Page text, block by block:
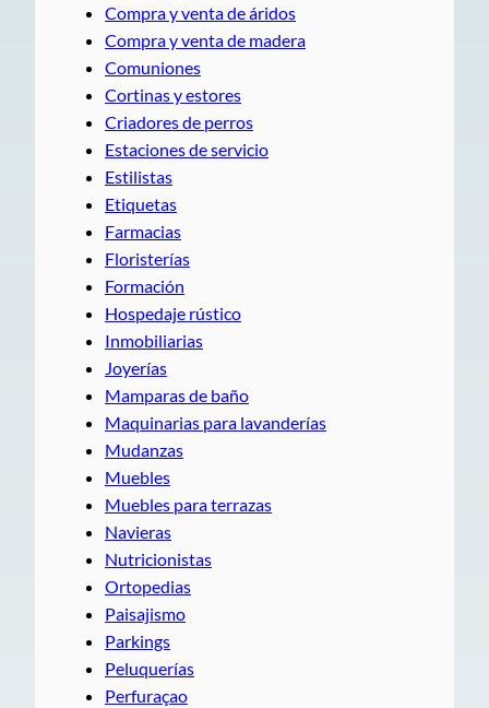
Compra y venta de áridos
Compra y venta de madera
Comuniones
Cortinas y estores
Criadores de perros
Estaciones de servicio
Estilistas
Etiquetas
Farmacias
Floristerías
Formación
Hospedaje rústico
Inmobiliarias
Joyerías
Mamparas de baño
Maquinarias para lavanderías
Mudanzas
Muebles
Muebles para terrazas
Navieras
Nutricionistas
Ortopedias
Paisajismo
Parkings
Peluquerías
Perfuraçao